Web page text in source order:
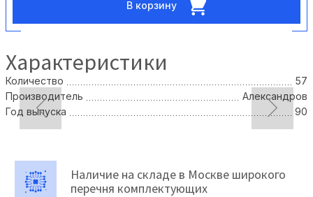
В корзину
Характеристики
Количество
57
Производитель
Александров
Год выпуска
90
Наличие на складе в Москве широкого
перечня комплектующих